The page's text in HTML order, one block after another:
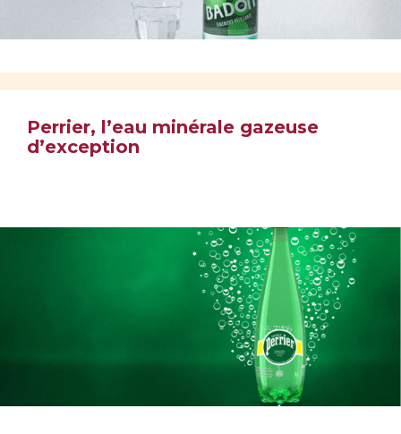
Perrier, l’eau minérale gazeuse
d’exception